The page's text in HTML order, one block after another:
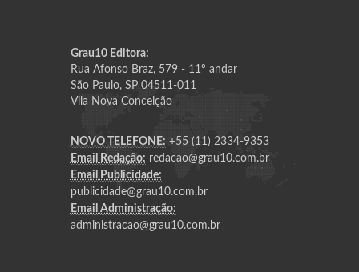
Grau10 Editora:
Rua Afonso Braz, 579 - 11º andar
São Paulo, SP 04511-011
Vila Nova Conceição
NOVO TELEFONE: +55 (11) 2334-9353
Email Redação: redacao@grau10.com.br
Email Publicidade:
publicidade@grau10.com.br
Email Administração:
administracao@grau10.com.br